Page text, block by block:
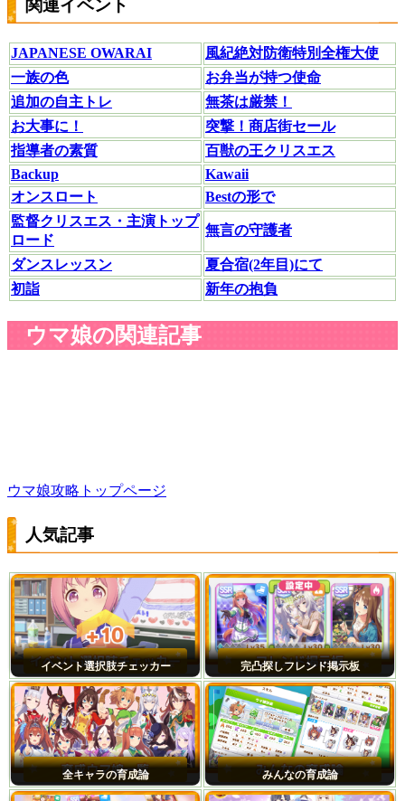
関連イベント
JAPANESE OWARAI
風紀絶対防衛特別全権大使
一族の色
お弁当が持つ使命
追加の自主トレ
無茶は厳禁！
お大事に！
突撃！商店街セール
指導者の素質
百獣の王クリスエス
Backup
Kawaii
オンスロート
Bestの形で
監督クリスエス・主演トップ
ロード
無言の守護者
ダンスレッスン
夏合宿(2年目)にて
初詣
新年の抱負
ウマ娘の関連記事
ウマ娘攻略トップページ
人気記事
イベント選択肢チェッカー 完凸探しフレンド掲示板
全キャラの育成論 みんなの育成論